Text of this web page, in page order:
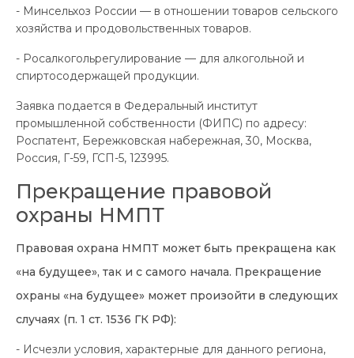
- Минсельхоз России — в отношении товаров сельского
хозяйства и продовольственных товаров.
- Росалкогольрегулирование — для алкогольной и
спиртосодержащей продукции.
Заявка подается в Федеральный институт
промышленной собственности (ФИПС) по адресу:
Роспатент, Бережковская набережная, 30, Москва,
Россия, Г-59, ГСП-5, 123995.
Прекращение правовой
охраны НМПТ
Правовая охрана НМПТ может быть прекращена как
«на будущее», так и с самого начала. Прекращение
охраны «на будущее» может произойти в следующих
случаях (п. 1 ст. 1536 ГК РФ):
- Исчезли условия, характерные для данного региона,